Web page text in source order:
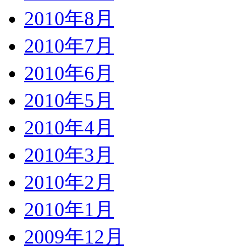
2010年8月
2010年7月
2010年6月
2010年5月
2010年4月
2010年3月
2010年2月
2010年1月
2009年12月